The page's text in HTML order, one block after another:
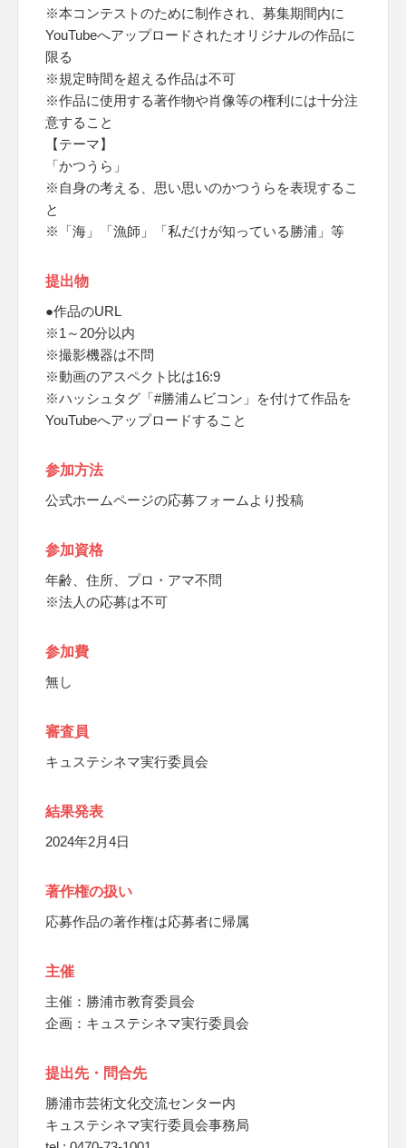
※本コンテストのために制作され、募集期間内に
YouTubeへアップロードされたオリジナルの作品に
限る
※規定時間を超える作品は不可
※作品に使用する著作物や肖像等の権利には十分注
意すること
【テーマ】
「かつうら」
※自身の考える、思い思いのかつうらを表現するこ
と
※「海」「漁師」「私だけが知っている勝浦」等
提出物
●作品のURL
※1～20分以内
※撮影機器は不問
※動画のアスペクト比は16:9
※ハッシュタグ「#勝浦ムビコン」を付けて作品を
YouTubeへアップロードすること
参加方法
公式ホームページの応募フォームより投稿
参加資格
年齢、住所、プロ・アマ不問
※法人の応募は不可
参加費
無し
審査員
キュステシネマ実行委員会
結果発表
2024年2月4日
著作権の扱い
応募作品の著作権は応募者に帰属
主催
主催：勝浦市教育委員会
企画：キュステシネマ実行委員会
提出先・問合先
勝浦市芸術文化交流センター内
キュステシネマ実行委員会事務局